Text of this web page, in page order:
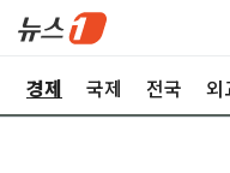
경제 국제 전국 외